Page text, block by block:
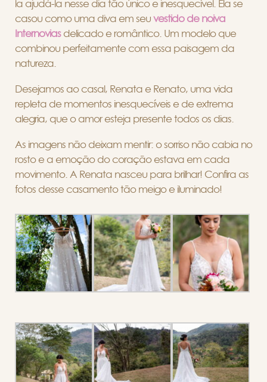
la ajudá-la nesse dia tão único e inesquecível. Ela se
casou como uma diva em seu vestido de noiva
Internoviasdelicado e romântico. Um modelo que
combinou perfeitamente com essa paisagem da
natureza.
Desejamos ao casal, Renata e Renato, uma vida
repleta de momentos inesquecíveis e de extrema
alegria, que o amor esteja presente todos os dias.
As imagens não deixam mentir: o sorriso não cabia no
rosto e a emoção do coração estava em cada
movimento. A Renata nasceu para brilhar! Confira as
fotos desse casamento tão meigo e iluminado!